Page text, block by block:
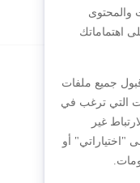
والمحتوى
اهتماماتك
جميع ملفات
التي ترغب في
غير
"اختياراتي" أو